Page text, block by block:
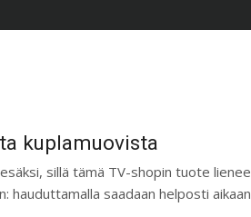
kuplamuovista
sillä tämä TV-shopin tuote lienee
hauduttamalla saadaan helposti aikaan